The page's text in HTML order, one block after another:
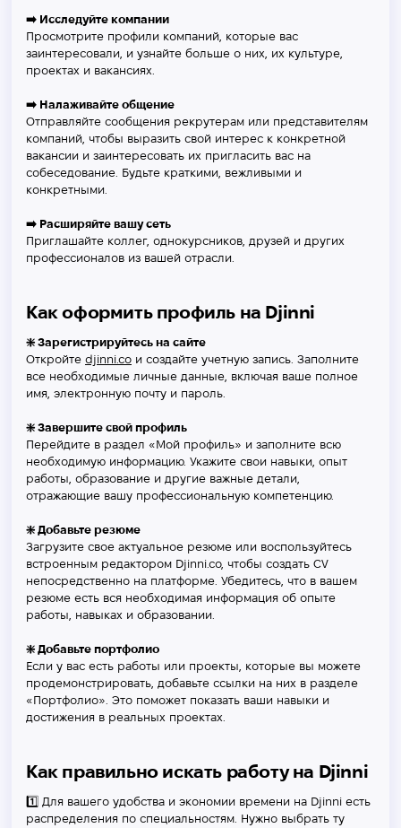
➡️ Исследуйте компании
Просмотрите профили компаний, которые вас
заинтересовали, и узнайте больше о них, их культуре,
проектах и вакансиях.
➡️ Налаживайте общение
Отправляйте сообщения рекрутерам или представителям
компаний, чтобы выразить свой интерес к конкретной
вакансии и заинтересовать их пригласить вас на
собеседование. Будьте краткими, вежливыми и
конкретными.
➡️ Расширяйте вашу сеть
Приглашайте коллег, однокурсников, друзей и других
профессионалов из вашей отрасли.
Как оформить профиль на Djinni
❇️ Зарегистрируйтесь на сайте
Откройте djinni.co и создайте учетную запись. Заполните
все необходимые личные данные, включая ваше полное
имя, электронную почту и пароль.
❇️ Завершите свой профиль
Перейдите в раздел «Мой профиль» и заполните всю
необходимую информацию. Укажите свои навыки, опыт
работы, образование и другие важные детали,
отражающие вашу профессиональную компетенцию.
❇️ Добавьте резюме
Загрузите свое актуальное резюме или воспользуйтесь
встроенным редактором Djinni.co, чтобы создать CV
непосредственно на платформе. Убедитесь, что в вашем
резюме есть вся необходимая информация об опыте
работы, навыках и образовании.
❇️ Добавьте портфолио
Если у вас есть работы или проекты, которые вы можете
продемонстрировать, добавьте ссылки на них в разделе
«Портфолио». Это поможет показать ваши навыки и
достижения в реальных проектах.
Как правильно искать работу на Djinni
1️⃣ Для вашего удобства и экономии времени на Djinni есть
распределения по специальностям. Нужно выбрать ту